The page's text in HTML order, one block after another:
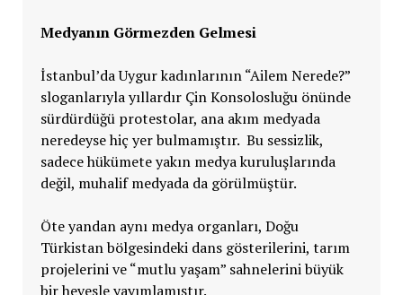
Medyanın Görmezden Gelmesi
İstanbul’da Uygur kadınlarının “Ailem Nerede?”
sloganlarıyla yıllardır Çin Konsolosluğu önünde
sürdürdüğü protestolar, ana akım medyada
neredeyse hiç yer bulmamıştır. Bu sessizlik,
sadece hükümete yakın medya kuruluşlarında
değil, muhalif medyada da görülmüştür.
Öte yandan aynı medya organları, Doğu
Türkistan bölgesindeki dans gösterilerini, tarım
projelerini ve “mutlu yaşam” sahnelerini büyük
bir hevesle yayımlamıştır.